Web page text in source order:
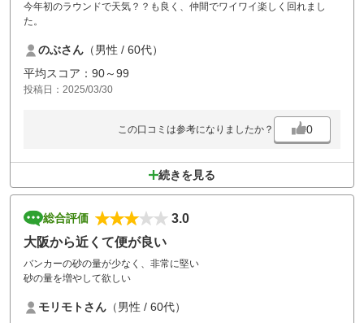
今年初のラウンドで天気？？も良く、仲間でワイワイ楽しく回れまし
た。
のぶさん （男性 / 60代）
平均スコア：90～99
投稿日：2025/03/30
この口コミは参考になりましたか？ 0
続きを見る
総合評価
3.0
大阪から近くて便が良い
バンカーの砂の量が少なく、非常に堅い
砂の量を増やして欲しい
モリモトさん （男性 / 60代）